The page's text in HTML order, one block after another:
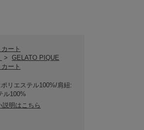
ート
> GELATO PIQUE
ート
リエステル100%/肩紐:
ル100%
明はこちら